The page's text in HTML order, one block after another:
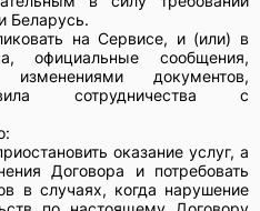
Беларусь.
на Сервисе, и (или) в
официальные сообщения,
документов,
сотрудничества с
оказание услуг, а
Договора и потребовать
в случаях, когда нарушение